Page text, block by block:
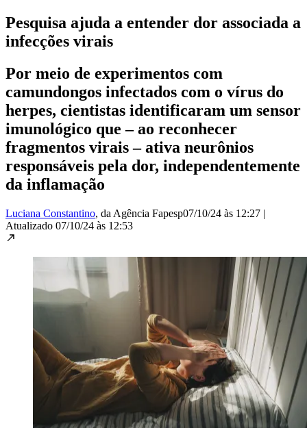
Pesquisa ajuda a entender dor associada a
infecções virais
Por meio de experimentos com
camundongos infectados com o vírus do
herpes, cientistas identificaram um sensor
imunológico que – ao reconhecer
fragmentos virais – ativa neurônios
responsáveis pela dor, independentemente
da inflamação
Luciana Constantino, da Agência Fapesp07/10/24 às 12:27 |
Atualizado 07/10/24 às 12:53